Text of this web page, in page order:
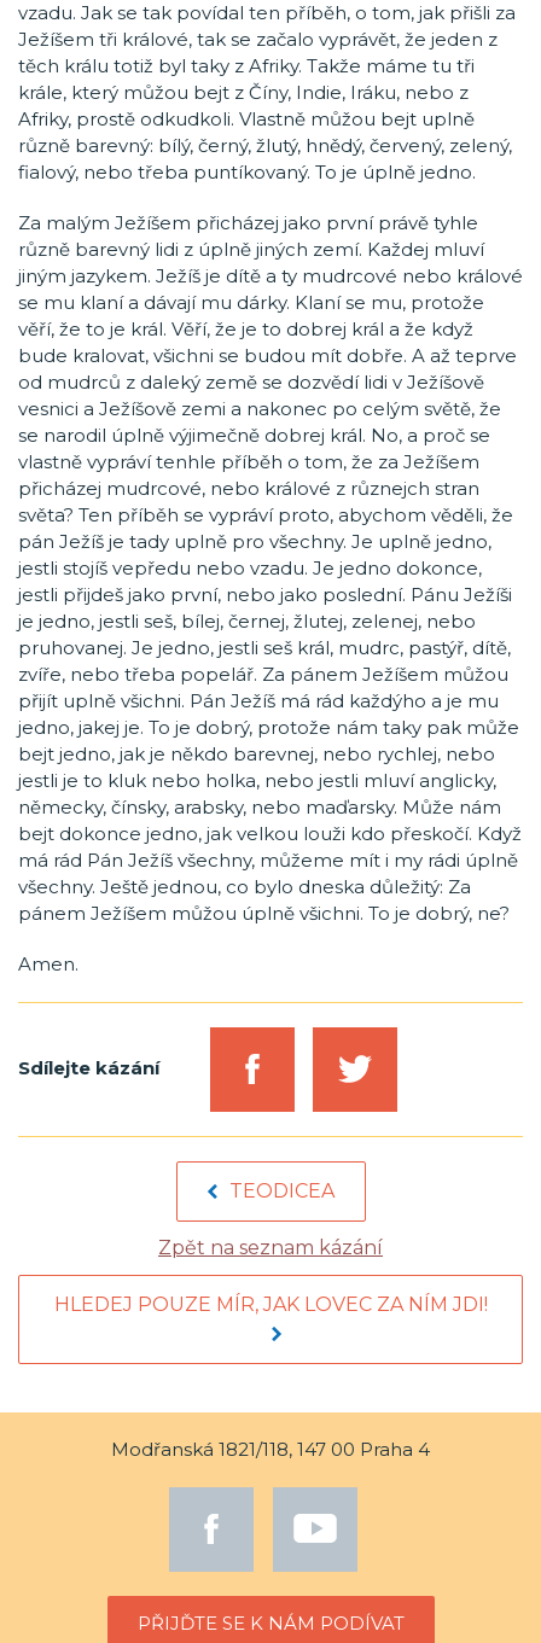
vzadu. Jak se tak povídal ten příběh, o tom, jak přišli za
Ježíšem tři králové, tak se začalo vyprávět, že jeden z
těch králu totiž byl taky z Afriky. Takže máme tu tři
krále, který můžou bejt z Číny, Indie, Iráku, nebo z
Afriky, prostě odkudkoli. Vlastně můžou bejt uplně
různě barevný: bílý, černý, žlutý, hnědý, červený, zelený,
fialový, nebo třeba puntíkovaný. To je úplně jedno.
Za malým Ježíšem přicházej jako první právě tyhle
různě barevný lidi z úplně jiných zemí. Každej mluví
jiným jazykem. Ježíš je dítě a ty mudrcové nebo králové
se mu klaní a dávají mu dárky. Klaní se mu, protože
věří, že to je král. Věří, že je to dobrej král a že když
bude kralovat, všichni se budou mít dobře. A až teprve
od mudrců z daleký země se dozvědí lidi v Ježíšově
vesnici a Ježíšově zemi a nakonec po celým světě, že
se narodil úplně výjimečně dobrej král. No, a proč se
vlastně vypráví tenhle příběh o tom, že za Ježíšem
přicházej mudrcové, nebo králové z různejch stran
světa? Ten příběh se vypráví proto, abychom věděli, že
pán Ježíš je tady uplně pro všechny. Je uplně jedno,
jestli stojíš vepředu nebo vzadu. Je jedno dokonce,
jestli přijdeš jako první, nebo jako poslední. Pánu Ježíši
je jedno, jestli seš, bílej, černej, žlutej, zelenej, nebo
pruhovanej. Je jedno, jestli seš král, mudrc, pastýř, dítě,
zvíře, nebo třeba popelář. Za pánem Ježíšem můžou
přijít uplně všichni. Pán Ježíš má rád každýho a je mu
jedno, jakej je. To je dobrý, protože nám taky pak může
bejt jedno, jak je někdo barevnej, nebo rychlej, nebo
jestli je to kluk nebo holka, nebo jestli mluví anglicky,
německy, čínsky, arabsky, nebo maďarsky. Může nám
bejt dokonce jedno, jak velkou louži kdo přeskočí. Když
má rád Pán Ježíš všechny, můžeme mít i my rádi úplně
všechny. Ještě jednou, co bylo dneska důležitý: Za
pánem Ježíšem můžou úplně všichni. To je dobrý, ne?
Amen.
Sdílejte kázání
TEODICEA
Zpět na seznam kázání
HLEDEJ POUZE MÍR, JAK LOVEC ZA NÍM JDI!
Modřanská 1821/118, 147 00 Praha 4
PŘIJĎTE SE K NÁM PODÍVAT